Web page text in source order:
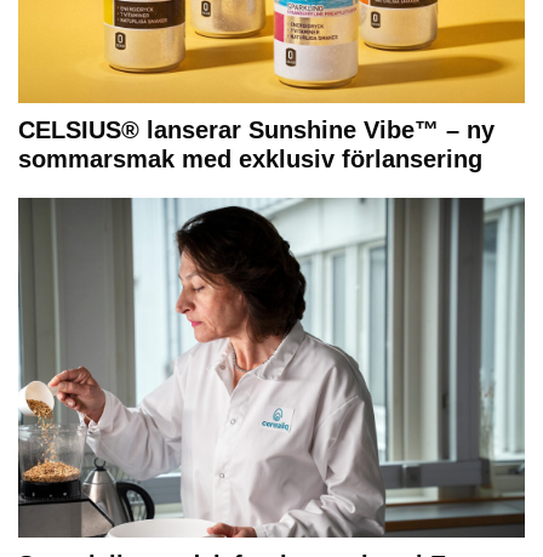
CELSIUS® lanserar Sunshine Vibe™ – ny
sommarsmak med exklusiv förlansering